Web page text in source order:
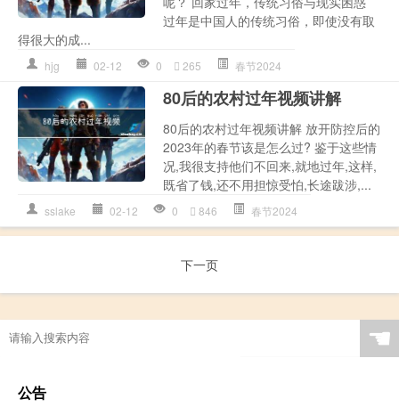
过年是中国人的传统习俗，即使没有取
得很大的成...
hjg 02-12 0 265 春节2024
80后的农村过年视频讲解
80后的农村过年视频讲解 放开防控后的
2023年的春节该是怎么过? 鉴于这些情
况,我很支持他们不回来,就地过年,这样,
既省了钱,还不用担惊受怕,长途跋涉,...
sslake 02-12 0 846 春节2024
下一页
☚
公告